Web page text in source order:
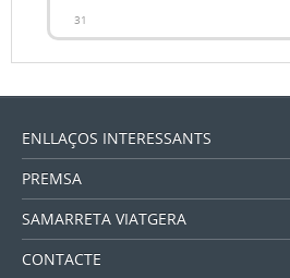
31
ENLLAÇOS INTERESSANTS
PREMSA
SAMARRETA VIATGERA
CONTACTE